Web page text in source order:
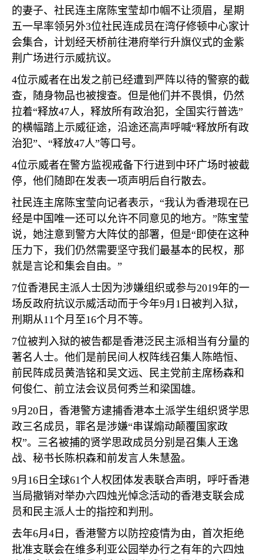
的妻子、社民连主席陈宝莹却巾帼不让须眉，星期
五一早率领另外3位社民连成员在湾仔修顿中心家计
会集合，计划经天桥前往港府举行升旗仪式的金紫
荆广场进行示威抗议。
4位示威者在出发之前已经遭到严阵以待的警察的截
查，随身物品也被搜查。但是他们并不畏惧，仍然
拉着“释放47人，释放所有政治犯，全国实行普选”
的横幅踏上示威征途，沿途还高声呼喊“释放所有政
治犯”、“释放47人”等口号。
4位示威者在警方监视戒备下行进到中环广场时被截
停，他们随即在发表一项声明后自行散去。
社民连主席陈宝莹向记者表示，“我认为香港现在已
经是中国唯一还可以允许不同意见的地方。”陈宝莹
说，她注意到警方大阵仗的部署，但是“即使在这种
压力下，我们仍然需要坚守我们最基本的民权，那
就是言论和集会自由。”
7位香港民主派人士因为涉嫌组织或参与2019年的一
场反政府抗议示威活动而于今年9月 1 日被判入狱，
刑期从11个月至16个月不等。
7位被判入狱的被告都是香港泛民主派相当有分量的
著名人士。他们是前民间人权阵线召集人陈皓恒、
前民阵成员黄浩铭和吴文远、民主党前主席杨森和
何俊仁、前立法会议员何秀兰和梁国雄。
9月 20 日，香港警方逮捕香港本土派学生组织贤学思
政三名成员，罪名是涉嫌“串谋煽动颠覆国家政
权”。三名被捕的贤学思政成员分别是召集人王逸
战、秘书长陈枳森和前发言人朱慧盈。
9月 16 日全球61个人权团体发表联合声明，呼吁香港
当局撤销对举办六四烛光悼念活动的香港支联会成
员和民主派人士的指控和判刑。
去年6月 4 日，香港警方以防控疫情为由，首次拒绝
批准支联会在维多利亚公园举办行之有年的六四烛